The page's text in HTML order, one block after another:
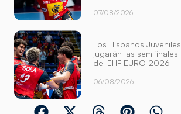
07/08/2026
Los Hispanos Juveniles
jugarán las semifinales
del EHF EURO 2026
06/08/2026